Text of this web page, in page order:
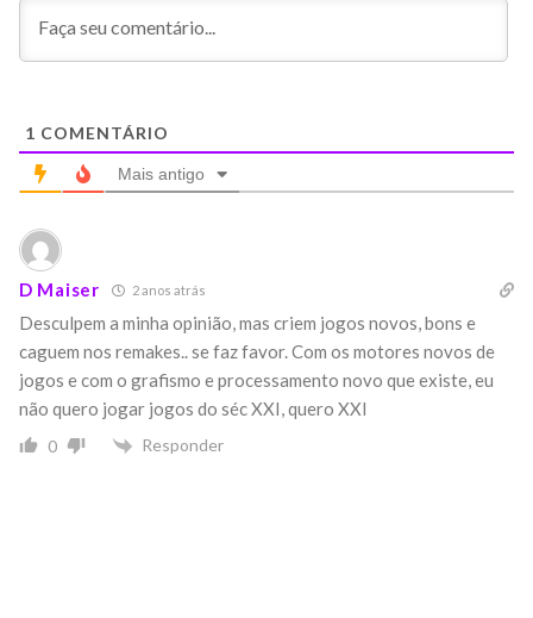
1 COMENTÁRIO
Mais antigo
D Maiser 2 anos atrás
Desculpem a minha opinião, mas criem jogos novos, bons e
caguem nos remakes.. se faz favor. Com os motores novos de
jogos e com o grafismo e processamento novo que existe, eu
não quero jogar jogos do séc XXI, quero XXI
0 Responder